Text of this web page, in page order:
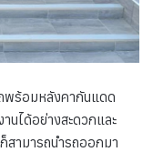
พร้อมหลังคากันแดด
นได้อย่างสะดวกและ
สามารถนำรถออกมา